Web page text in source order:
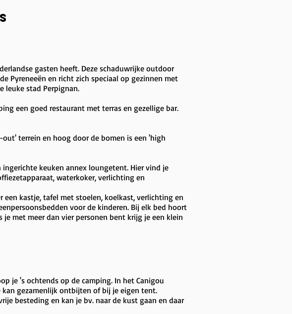
gasten heeft. Deze schaduwrijke outdoor
Pyreneeën en richt zich speciaal op gezinnen met
leuke stad Perpignan.
een goed restaurant met terras en gezellige bar.
terrein en hoog door de bomen is een 'high
keuken annex loungetent. Hier vind je
waterkoker, verlichting en
kastje, tafel met stoelen, koelkast, verlichting en
voor de kinderen. Bij elk bed hoort
je met meer dan vier personen bent krijg je een klein
je 's ochtends op de camping. In het Canigou
gezamenlijk ontbijten of bij je eigen tent.
besteding en kan je bv. naar de kust gaan en daar